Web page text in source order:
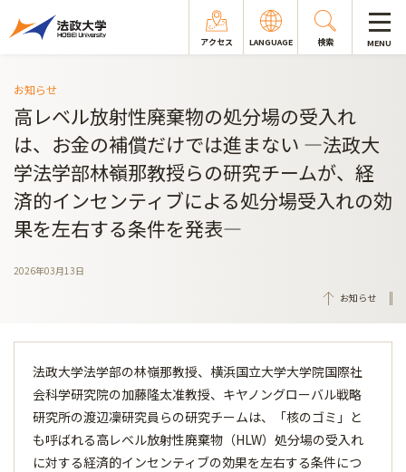
アクセス LANGUAGE 検索 MENU
お知らせ
高レベル放射性廃棄物の処分場の受入れ
は、お金の補償だけでは進まない ―法政大
学法学部林嶺那教授らの研究チームが、経
済的インセンティブによる処分場受入れの効
果を左右する条件を発表―
2026年03月13日
お知らせ
法政大学法学部の林嶺那教授、横浜国立大学大学院国際社
会科学研究院の加藤隆太准教授、キヤノングローバル戦略
研究所の渡辺凜研究員らの研究チームは、「核のゴミ」と
も呼ばれる高レベル放射性廃棄物（HLW）処分場の受入れ
に対する経済的インセンティブの効果を左右する条件につ